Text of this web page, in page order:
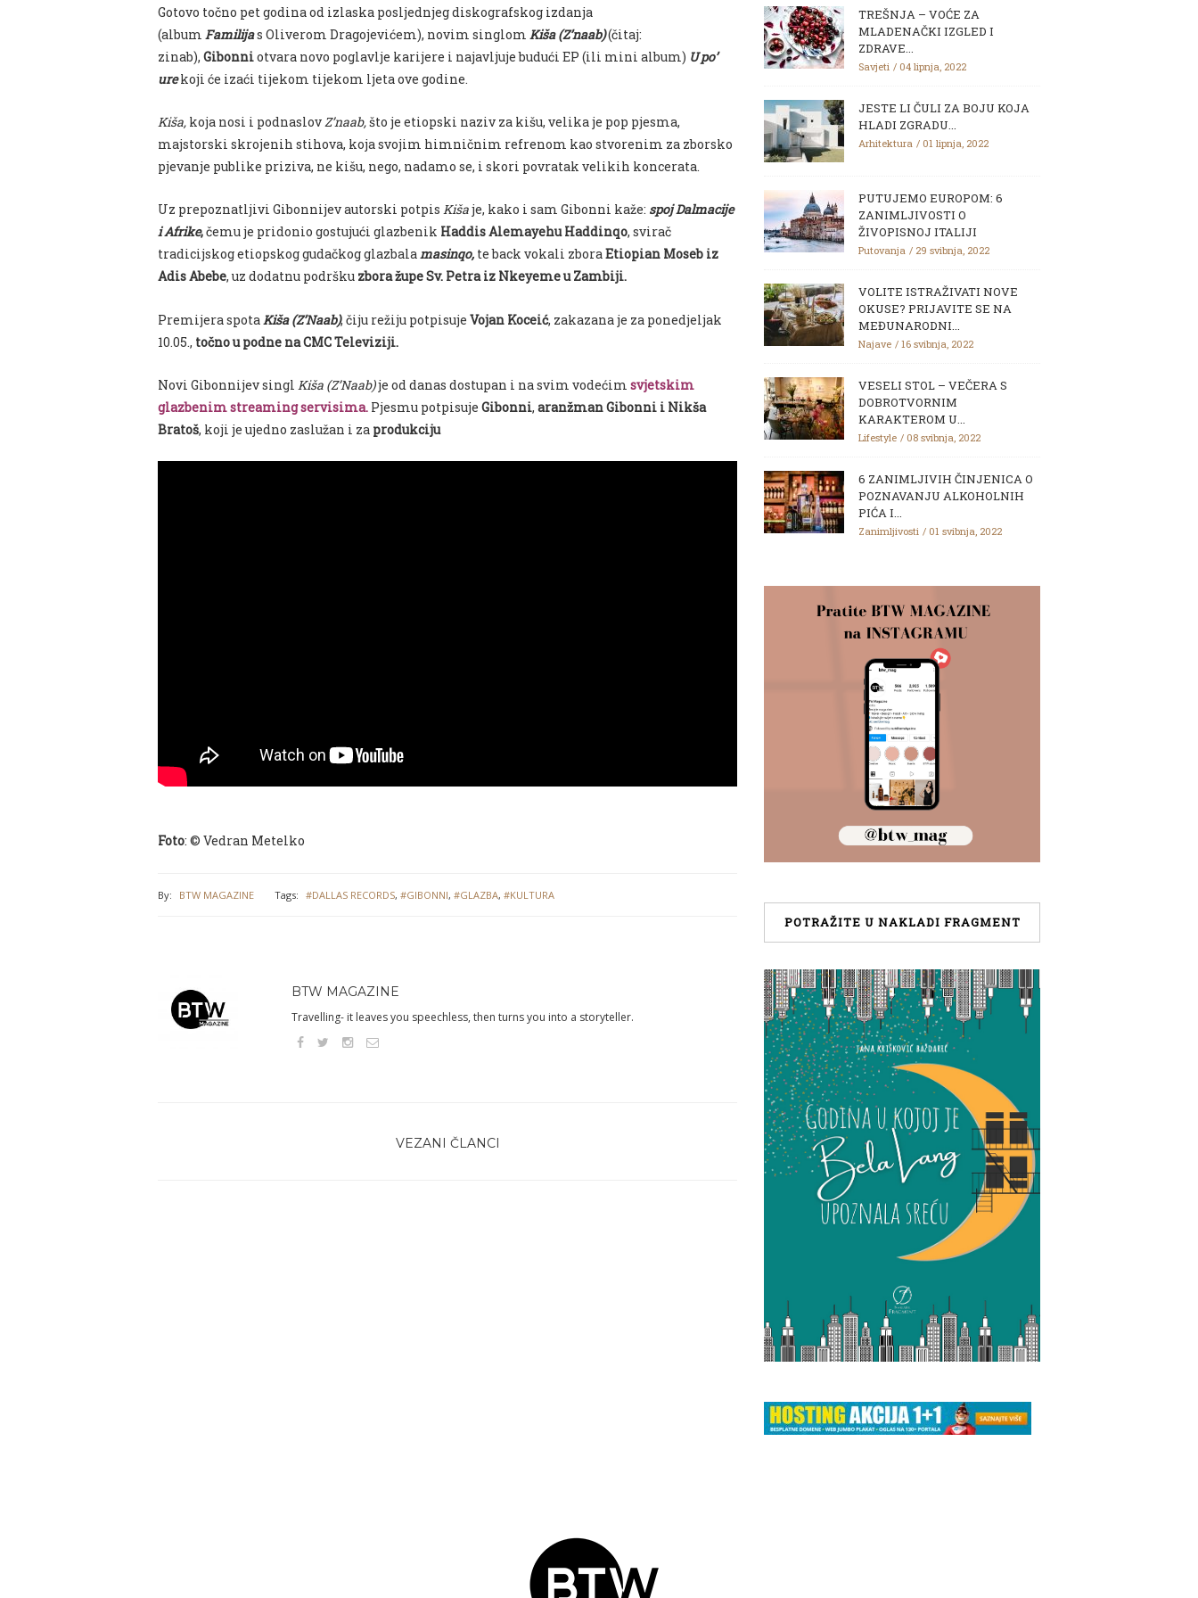
Gotovo točno pet godina od izlaska posljednjeg diskografskog izdanja
(album Familijas Oliverom Dragojevićem), novim singlom Kiša (Z’naab)(čitaj:
zinab), Gibonniotvara novo poglavlje karijere i najavljuje budući EP (ili mini album) U po’
ure koji će izaći tijekom tijekom ljeta ove godine.
Kiša, koja nosi i podnaslovZ’naab,što je etiopski naziv za kišu, velika je pop pjesma,
majstorski skrojenih stihova, koja svojim himničnim refrenom kao stvorenim za zborsko
pjevanje publike priziva, ne kišu, nego, nadamo se, i skori povratak velikih koncerata.
Uz prepoznatljivi Gibonnijev autorski potpis Kišaje, kako i sam Gibonni kaže: spoj Dalmacije
i Afrike,čemu je pridonio gostujući glazbenik Haddis Alemayehu Haddinqo, svirač
tradicijskog etiopskog gudačkog glazbalamasinqo, te back vokali zboraEtiopian Moseb iz
Adis Abebe, uz dodatnu podršku zbora župe Sv. Petra iz Nkeyeme u Zambiji.
Premijera spota Kiša (Z’Naab), čiju režiju potpisuje Vojan Koceić, zakazana je za ponedjeljak
10.05., točno u podne na CMC Televiziji.
Novi Gibonnijev singl Kiša (Z’Naab)je od danas dostupan i na svim vodećim svjetskim
glazbenim streaming servisima. Pjesmu potpisuje Gibonni, aranžman Gibonni i Nikša
Bratoš, koji je ujedno zaslužan i za produkciju
Foto: © Vedran Metelko
By: BTW MAGAZINE Tags: #DALLAS RECORDS, #GIBONNI, #GLAZBA, #KULTURA
BTW MAGAZINE
Travelling- it leaves you speechless, then turns you into a storyteller.
VEZANI ČLANCI
TREŠNJA – VOĆE ZA
MLADENAČKI IZGLED I
ZDRAVE...
Savjeti 04 lipnja, 2022
JESTE LI ČULI ZA BOJU KOJA
HLADI ZGRADU...
Arhitektura 01 lipnja, 2022
PUTUJEMO EUROPOM: 6
ZANIMLJIVOSTI O
ŽIVOPISNOJ ITALIJI
Putovanja 29 svibnja, 2022
VOLITE ISTRAŽIVATI NOVE
OKUSE? PRIJAVITE SE NA
MEĐUNARODNI...
Najave 16 svibnja, 2022
VESELI STOL – VEČERA S
DOBROTVORNIM
KARAKTEROM U...
Lifestyle 08 svibnja, 2022
6 ZANIMLJIVIH ČINJENICA O
POZNAVANJU ALKOHOLNIH
PIĆA I...
Zanimljivosti 01 svibnja, 2022
POTRAŽITE U NAKLADI FRAGMENT